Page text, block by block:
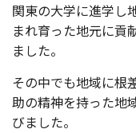
関東の大学に進学し
まれ育った地元に貢
ました。
その中でも地域に根
助の精神を持った地
びました。